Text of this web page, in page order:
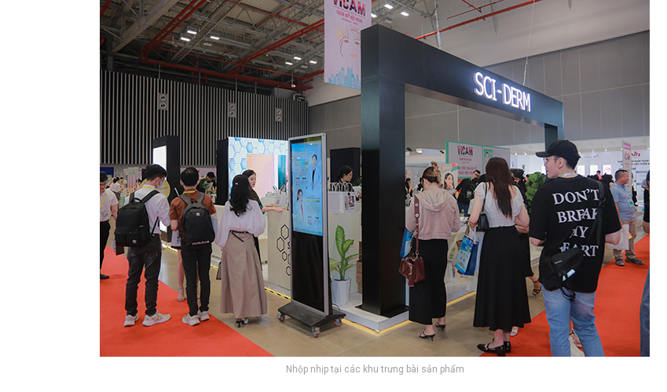
Nhộp nhịp tại các khu trưng bài sản phẩm